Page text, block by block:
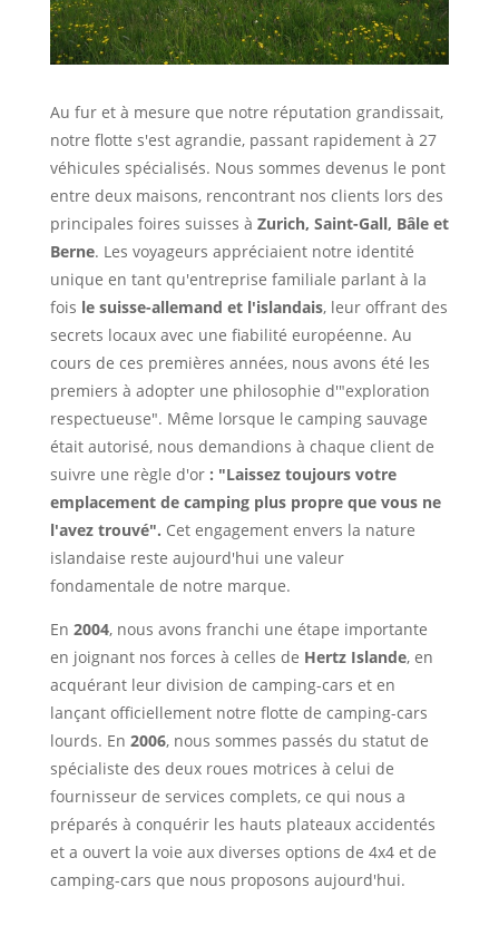
Au fur et à mesure que notre réputation grandissait,
notre flotte s'est agrandie, passant rapidement à 27
véhicules spécialisés. Nous sommes devenus le pont
entre deux maisons, rencontrant nos clients lors des
principales foires suisses à Zurich, Saint-Gall, Bâle et
Berne. Les voyageurs appréciaient notre identité
unique en tant qu'entreprise familiale parlant à la
fois le suisse-allemand et l'islandais, leur offrant des
secrets locaux avec une fiabilité européenne. Au
cours de ces premières années, nous avons été les
premiers à adopter une philosophie d'"exploration
respectueuse". Même lorsque le camping sauvage
était autorisé, nous demandions à chaque client de
suivre une règle d'or : "Laissez toujours votre
emplacement de camping plus propre que vous ne
l'avez trouvé". Cet engagement envers la nature
islandaise reste aujourd'hui une valeur
fondamentale de notre marque.
En 2004, nous avons franchi une étape importante
en joignant nos forces à celles de Hertz Islande, en
acquérant leur division de camping-cars et en
lançant officiellement notre flotte de camping-cars
lourds. En 2006, nous sommes passés du statut de
spécialiste des deux roues motrices à celui de
fournisseur de services complets, ce qui nous a
préparés à conquérir les hauts plateaux accidentés
et a ouvert la voie aux diverses options de 4x4 et de
camping-cars que nous proposons aujourd'hui.